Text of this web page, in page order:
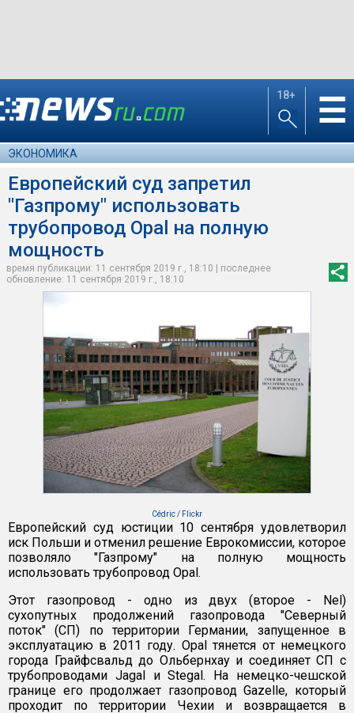
18+ ☰
ЭКОНОМИКА
Европейский суд запретил
"Газпрому" использовать
трубопровод Opal на полную
мощность
время публикации: 11 сентября 2019 г., 18:10 | последнее
обновление: 11 сентября 2019 г., 18:10
Cédric / Flickr
Европейский суд юстиции 10 сентября удовлетворил
иск Польши и отменил решение Еврокомиссии, которое
позволяло "Газпрому" на полную мощность
использовать трубопровод Opal.
Этот газопровод - одно из двух (второе - Nel)
сухопутных продолжений газопровода "Северный
поток" (СП) по территории Германии, запущенное в
эксплуатацию в 2011 году. Opal тянется от немецкого
города Грайфсвальд до Ольбернхау и соединяет СП с
трубопроводами Jagal и Stegal. На немецко-чешской
границе его продолжает газопровод Gazelle, который
проходит по территории Чехии и возвращается в